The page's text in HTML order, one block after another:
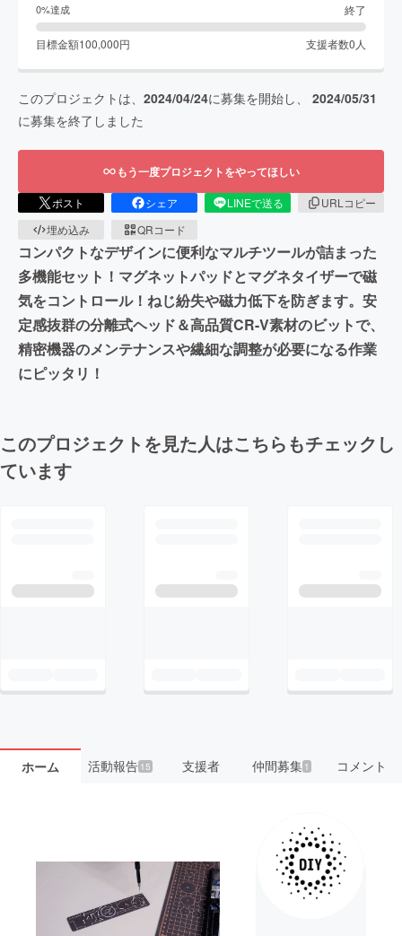
0%達成 終了
目標金額100,000円 支援者数0 人
このプロジェクトは、 2024/04/24に募集を開始し、 2024/05/31
に募集を終了しました
もう一度プロジェクトをやってほしい
ポスト シェア LINEで送る
URLコピー
埋め込み
QRコード
コンパクトなデザインに便利なマルチツールが詰まった
多機能セット！マグネットパッドとマグネタイザーで磁
気をコントロール！ねじ紛失や磁力低下を防ぎます。安
定感抜群の分離式ヘッド＆高品質CR-V素材のビットで、
精密機器のメンテナンスや繊細な調整が必要になる作業
にピッタリ！
このプロジェクトを見た人はこちらもチェックし
ています
ホーム 活動報告15 支援者 仲間募集 1 コメント